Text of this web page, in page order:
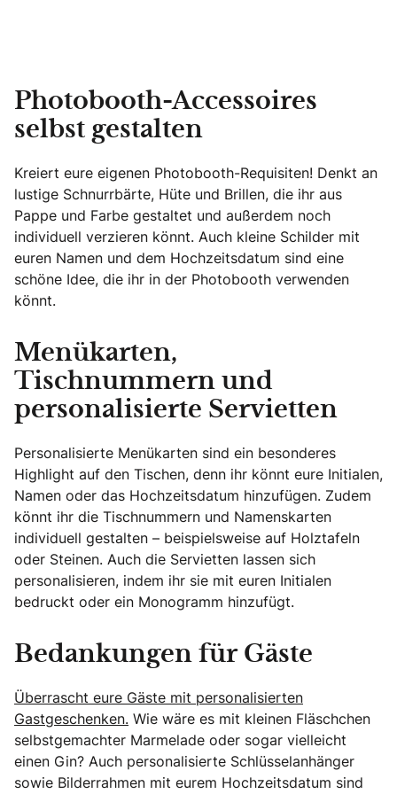
Photobooth-Accessoires
selbst gestalten
Kreiert eure eigenen Photobooth-Requisiten! Denkt an
lustige Schnurrbärte, Hüte und Brillen, die ihr aus
Pappe und Farbe gestaltet und außerdem noch
individuell verzieren könnt. Auch kleine Schilder mit
euren Namen und dem Hochzeitsdatum sind eine
schöne Idee, die ihr in der Photobooth verwenden
könnt.
Menükarten,
Tischnummern und
personalisierte Servietten
Personalisierte Menükarten sind ein besonderes
Highlight auf den Tischen, denn ihr könnt eure Initialen,
Namen oder das Hochzeitsdatum hinzufügen. Zudem
könnt ihr die Tischnummern und Namenskarten
individuell gestalten – beispielsweise auf Holztafeln
oder Steinen. Auch die Servietten lassen sich
personalisieren, indem ihr sie mit euren Initialen
bedruckt oder ein Monogramm hinzufügt.
Bedankungen für Gäste
Überrascht eure Gäste mit personalisierten
Gastgeschenken. Wie wäre es mit kleinen Fläschchen
selbstgemachter Marmelade oder sogar vielleicht
einen Gin? Auch personalisierte Schlüsselanhänger
sowie Bilderrahmen mit eurem Hochzeitsdatum sind